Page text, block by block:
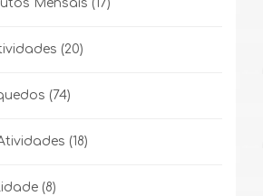
Mensais (17)
(20)
(74)
(18)
(8)